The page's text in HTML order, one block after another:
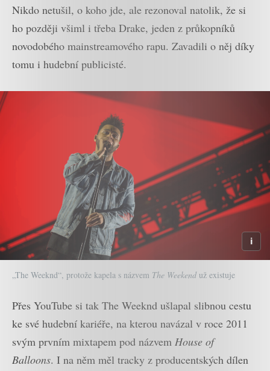
Nikdo netušil, o koho jde, ale rezonoval natolik, že si
ho později všiml i třeba Drake, jeden z průkopníků
novodobého mainstreamového rapu. Zavadili o něj díky
tomu i hudební publicisté.
„The Weeknd“, protože kapela s názvem The Weekend už existuje
Přes YouTube si tak The Weeknd ušlapal slibnou cestu
ke své hudební kariéře, na kterou navázal v roce 2011
svým prvním mixtapem pod názvem House of
Balloons. I na něm měl tracky z producentských dílen